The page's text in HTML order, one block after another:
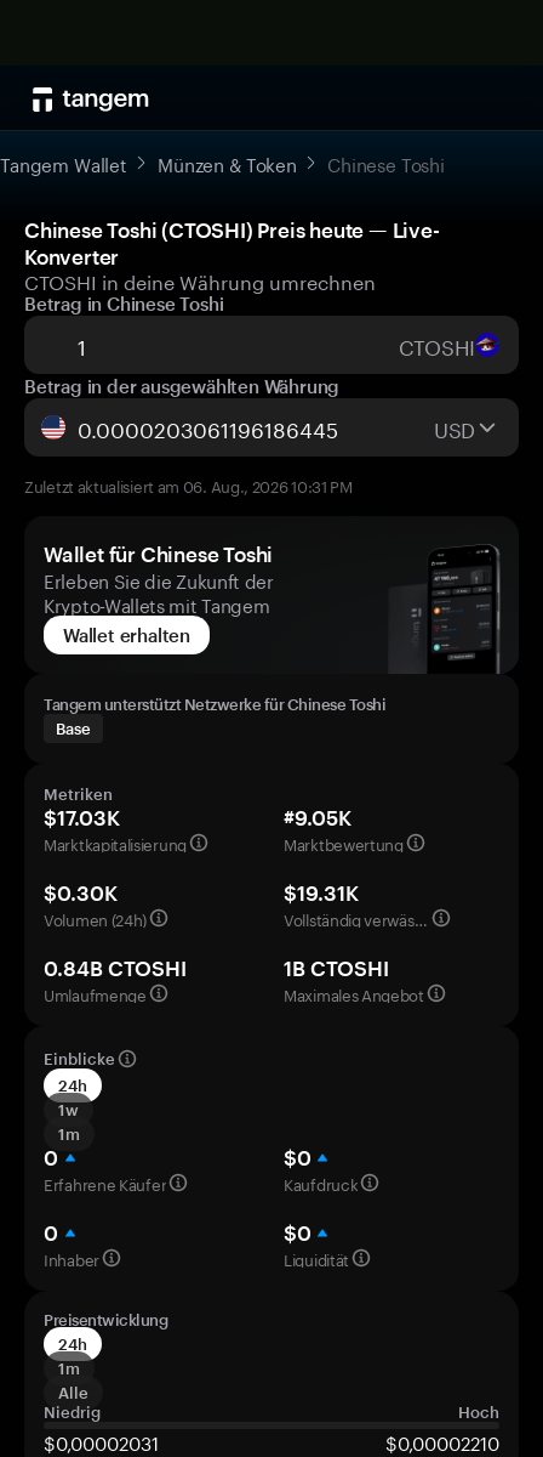
Tangem Wallet Münzen & Token Chinese Toshi
Chinese Toshi (CTOSHI) Preis heute — Live-
Konverter
CTOSHI in deine Währung umrechnen
Betrag in Chinese Toshi
CTOSHI
Betrag in der ausgewählten Währung
USD
Zuletzt aktualisiert am 06. Aug., 2026 10:31 PM
Wallet für Chinese Toshi
Erleben Sie die Zukunft der
Krypto-Wallets mit Tangem
Wallet erhalten
Tangem unterstützt Netzwerke für Chinese Toshi
Base
Metriken
$17.03K
Marktkapitalisierung
#9.05K
Marktbewertung
$0.30K
Volumen (24h)
$19.31K
Vollständig verwässerte Bewertung
0.84B CTOSHI
Umlaufmenge
1B CTOSHI
Maximales Angebot
Einblicke
24h
1w
1m
0
Erfahrene Käufer
$0
Kaufdruck
0
Inhaber
$0
Liquidität
Preisentwicklung
24h
1m
Alle
Niedrig
Hoch
$0,00002031 $0,00002210